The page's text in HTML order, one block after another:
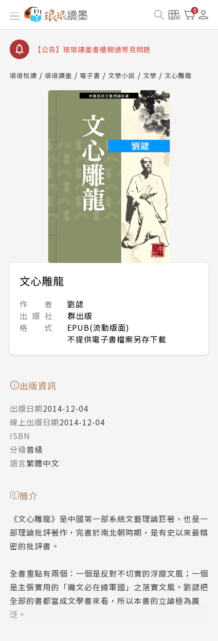
0
【公告】因 Readmoo 讀墨系統維護中，本站同步暫
停部分閱讀服務
【公告】琅琅讀墨數位閱讀資產合併與書櫃開通申請
【公告】琅琅讀墨書櫃開通常見問題
請圖文教學
查詢
【公告】因 Readmoo 讀墨系統維護中，本站同步暫
琅琅悅讀 琅琅讀墨 電子書 文學小說 文學 文心雕龍
文心雕龍
作 者
劉勰
出 版 社
群出版
格 式
EPUB(流動版面)
不提供電子書檔案另存下載
出版資訊
出版日期2014-12-04
線上出版日期2014-12-04
ISBN
分級普級
語言繁體中文
簡介
《文心雕龍》是中國第一部系統文藝理論巨著，也是一
部理論批評著作，完書於南北朝時期，是有史以來最精
密的批評書。
全書重點有兩個：一個是反對不切實的浮靡文風；一個
是主張實用的「攡文必在緯軍國」之落實文風。劉勰把
全部的書都當成文學書來看，所以本書的立論極為廣
泛。